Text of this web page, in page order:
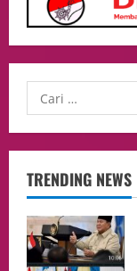
TRENDING NEWS
5